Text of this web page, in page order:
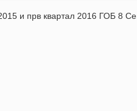
и прв квартал 2016 ГОБ 8